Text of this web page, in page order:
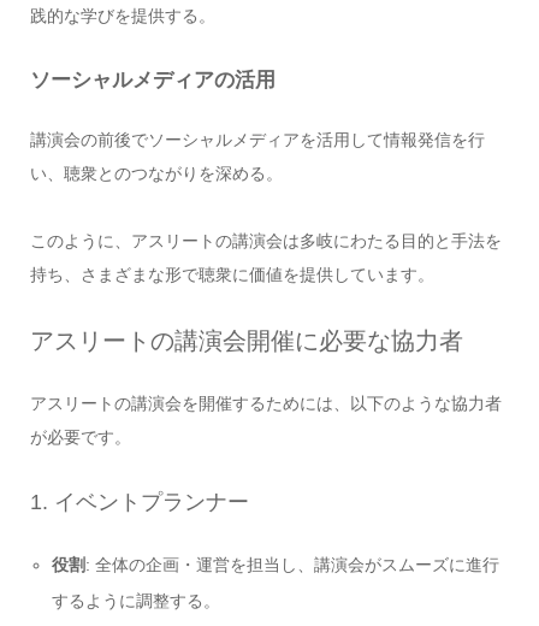
践的な学びを提供する。
ソーシャルメディアの活用
講演会の前後でソーシャルメディアを活用して情報発信を行
い、聴衆とのつながりを深める。
このように、アスリートの講演会は多岐にわたる目的と手法を
持ち、さまざまな形で聴衆に価値を提供しています。
アスリートの講演会開催に必要な協力者
アスリートの講演会を開催するためには、以下のような協力者
が必要です。
1. イベントプランナー
役割: 全体の企画・運営を担当し、講演会がスムーズに進行
するように調整する。